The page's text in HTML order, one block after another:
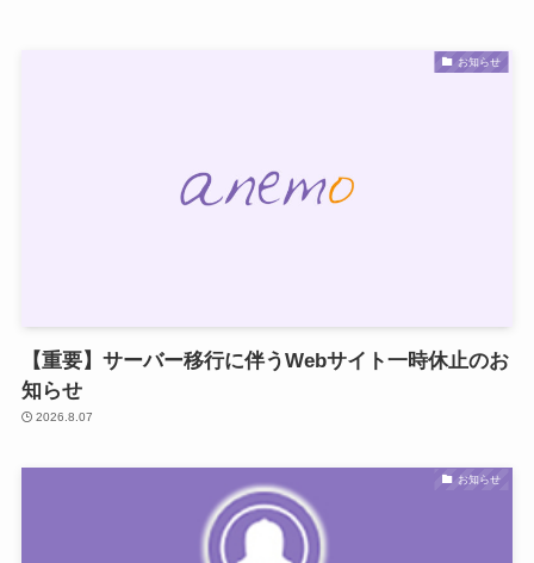
お知らせ
【重要】サーバー移行に伴うWebサイト一時休止のお
知らせ
2026.8.07
お知らせ